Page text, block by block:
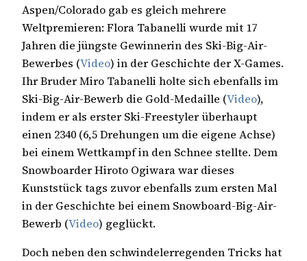
Aspen/Colorado gab es gleich mehrere
Weltpremieren: Flora Tabanelli wurde mit 17
Jahren die jüngste Gewinnerin des Ski-Big-Air-
Bewerbes (Video) in der Geschichte der X-Games.
Ihr Bruder Miro Tabanelli holte sich ebenfalls im
Ski-Big-Air-Bewerb die Gold-Medaille (Video),
indem er als erster Ski-Freestyler überhaupt
einen 2340 (6,5 Drehungen um die eigene Achse)
bei einem Wettkampf in den Schnee stellte. Dem
Snowboarder Hiroto Ogiwara war dieses
Kunststück tags zuvor ebenfalls zum ersten Mal
in der Geschichte bei einem Snowboard-Big-Air-
Bewerb (Video) geglückt.
Doch neben den schwindelerregenden Tricks hat